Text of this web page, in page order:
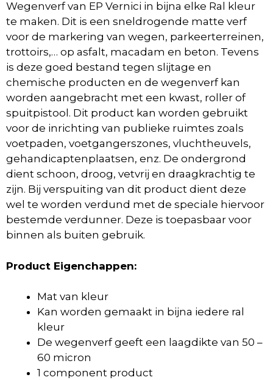
Wegenverf van EP Vernici in bijna elke Ral kleur
te maken. Dit is een sneldrogende matte verf
voor de markering van wegen, parkeerterreinen,
trottoirs,… op asfalt, macadam en beton. Tevens
is deze goed bestand tegen slijtage en
chemische producten en de wegenverf kan
worden aangebracht met een kwast, roller of
spuitpistool. Dit product kan worden gebruikt
voor de inrichting van publieke ruimtes zoals
voetpaden, voetgangerszones, vluchtheuvels,
gehandicaptenplaatsen, enz. De ondergrond
dient schoon, droog, vetvrij en draagkrachtig te
zijn. Bij verspuiting van dit product dient deze
wel te worden verdund met de speciale hiervoor
bestemde verdunner. Deze is toepasbaar voor
binnen als buiten gebruik.
Product Eigenchappen:
Mat van kleur
Kan worden gemaakt in bijna iedere ral
kleur
De wegenverf geeft een laagdikte van 50 –
60 micron
1 component product